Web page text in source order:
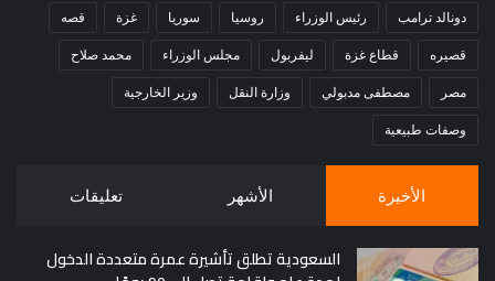
دونالد ترامب رئيس الوزراء روسيا سوريا غزة قصه
قصيره قطاع غزة ليفربول مجلس الوزراء محمد صلاح
مصر مصطفى مدبولي وزارة النقل وزير الخارجية
وصفات طبيعية
الأخيرة الأشهر تعليقات
السعودية تطلق تأشيرة عمرة متعددة الدخول